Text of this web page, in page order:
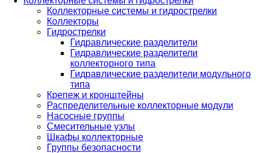
Коллекторные системы и гидрострелки
Коллекторы
Гидрострелки
Гидравлические разделители
Гидравлические разделители
коллекторного типа
Гидравлические разделители модульного
типа
Крепеж и кронштейны
Распределительные коллекторные модули
Насосные группы
Смесительные узлы
Шкафы коллекторные
Группы безопасности